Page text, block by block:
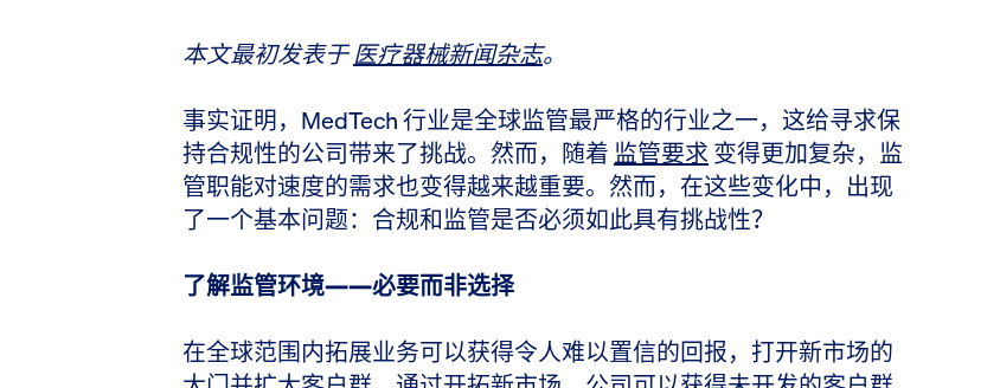
本文最初发表于 医疗器械新闻杂志。
事实证明，MedTech 行业是全球监管最严格的行业之一，这给寻求保
持合规性的公司带来了挑战。然而，随着 监管要求 变得更加复杂，监
管职能对速度的需求也变得越来越重要。然而，在这些变化中，出现
了一个基本问题：合规和监管是否必须如此具有挑战性？
了解监管环境——必要而非选择
在全球范围内拓展业务可以获得令人难以置信的回报，打开新市场的